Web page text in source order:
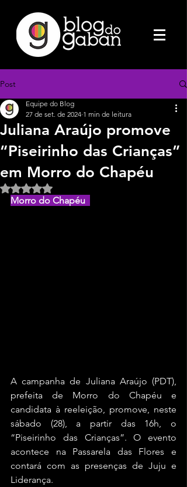
Post
Juliana Araújo promove
“Piseirinho das Crianças”
em Morro do Chapéu
Equipe do Blog
27 de set. de 2024 1 min de leitura
Avaliado com NaN de 5 estrelas.
Morro do Chapéu
A campanha de Juliana Araújo (PDT),
prefeita de Morro do Chapéu e
candidata à reeleição, promove, neste
sábado (28), a partir das 16h, o
“Piseirinho das Crianças”. O evento
acontece na Passarela das Flores e
contará com as presenças de Juju e
Liderança.